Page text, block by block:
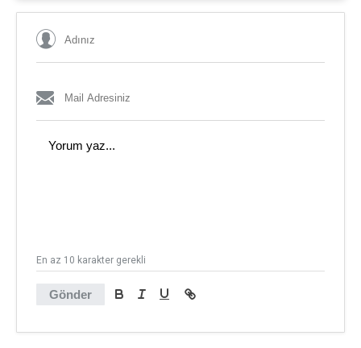
Gönder
En az 10 karakter gerekli